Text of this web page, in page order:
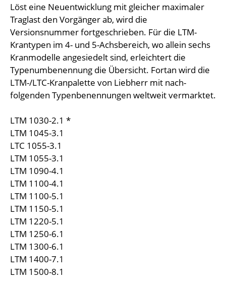
Löst eine Neuentwicklung mit gleicher maximaler
Traglast den Vorgänger ab, wird die
Versionsnummer fortgeschrieben. Für die LTM-
Krantypen im 4- und 5-Achsbereich, wo allein sechs
Kranmodelle angesiedelt sind, erleichtert die
Typenumbenennung die Übersicht. Fortan wird die
LTM-/LTC-Kranpalette von Liebherr mit nach-
folgenden Typenbenennungen weltweit vermarktet.
LTM 1030-2.1 *
LTM 1045-3.1
LTC 1055-3.1
LTM 1055-3.1
LTM 1090-4.1
LTM 1100-4.1
LTM 1100-5.1
LTM 1150-5.1
LTM 1220-5.1
LTM 1250-6.1
LTM 1300-6.1
LTM 1400-7.1
LTM 1500-8.1